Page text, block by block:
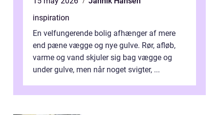
inspiration
En velfungerende bolig afhænger af mere
end pæne vægge og nye gulve. Rør, afløb,
varme og vand skjuler sig bag vægge og
under gulve, men når noget svigter, ...